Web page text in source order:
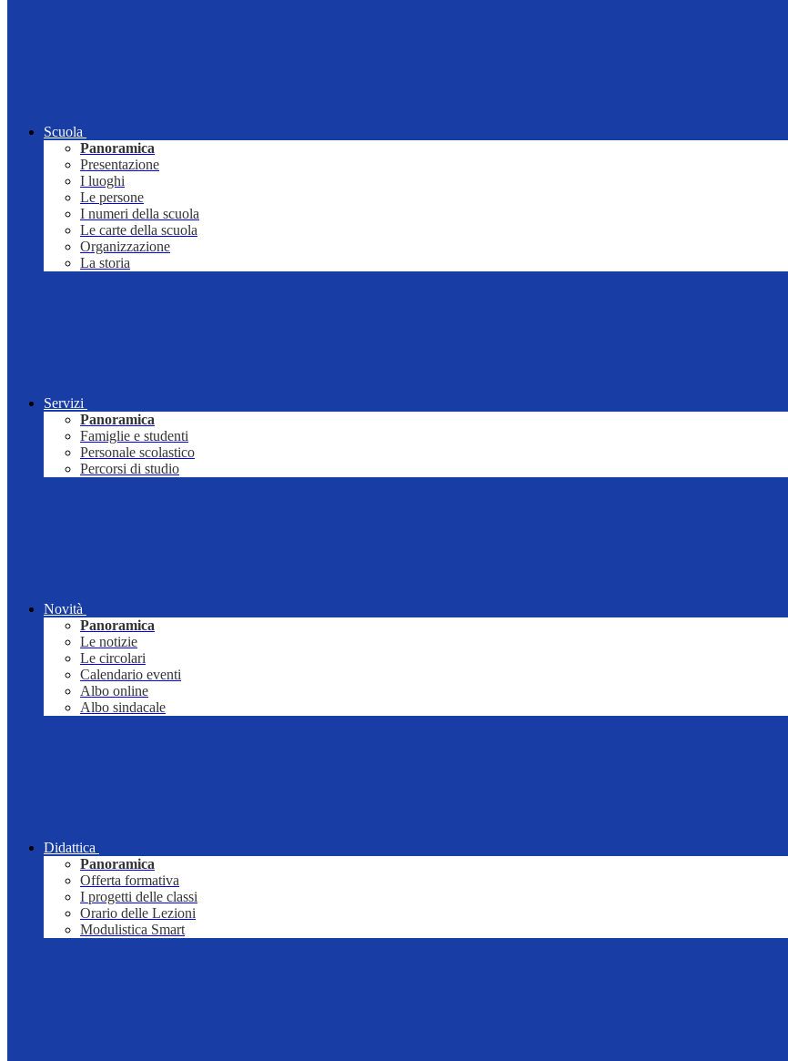
Scuola
Panoramica
Presentazione
I luoghi
Le persone
I numeri della scuola
Le carte della scuola
Organizzazione
La storia
Servizi
Panoramica
Famiglie e studenti
Personale scolastico
Percorsi di studio
Novità
Panoramica
Le notizie
Le circolari
Calendario eventi
Albo online
Albo sindacale
Didattica
Panoramica
Offerta formativa
I progetti delle classi
Orario delle Lezioni
Modulistica Smart